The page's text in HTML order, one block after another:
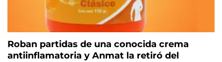
Roban partidas de una conocida crema
antiinflamatoria y Anmat la retiró del